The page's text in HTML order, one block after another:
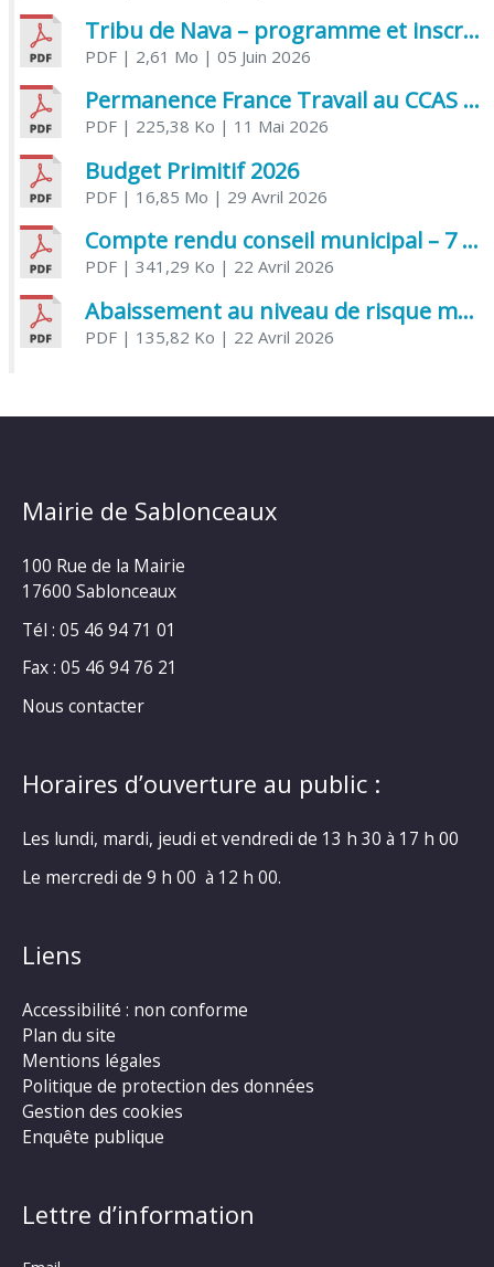
Tribu de Nava – programme et inscriptions été 2026
PDF| 2,61 Mo | 05 Juin 2026
Permanence France Travail au CCAS de Saujon Juin 2026
PDF| 225,38 Ko | 11 Mai 2026
Budget Primitif 2026
PDF| 16,85 Mo | 29 Avril 2026
Compte rendu conseil municipal – 7 avril 2026
PDF| 341,29 Ko | 22 Avril 2026
Abaissement au niveau de risque modéré de l’Influenza aviaire
PDF| 135,82 Ko | 22 Avril 2026
Mairie de Sablonceaux
100 Rue de la Mairie
17600 Sablonceaux
Tél : 05 46 94 71 01
Fax : 05 46 94 76 21
Nous contacter
Horaires d’ouverture au public :
Les lundi, mardi, jeudi et vendredi de 13 h 30 à 17 h 00
Le mercredi de 9 h 00 à 12 h 00.
Liens
Accessibilité : non conforme
Plan du site
Mentions légales
Politique de protection des données
Gestion des cookies
Enquête publique
Lettre d’information